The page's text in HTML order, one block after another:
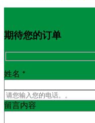
期待您的订单
姓名 *
留言内容